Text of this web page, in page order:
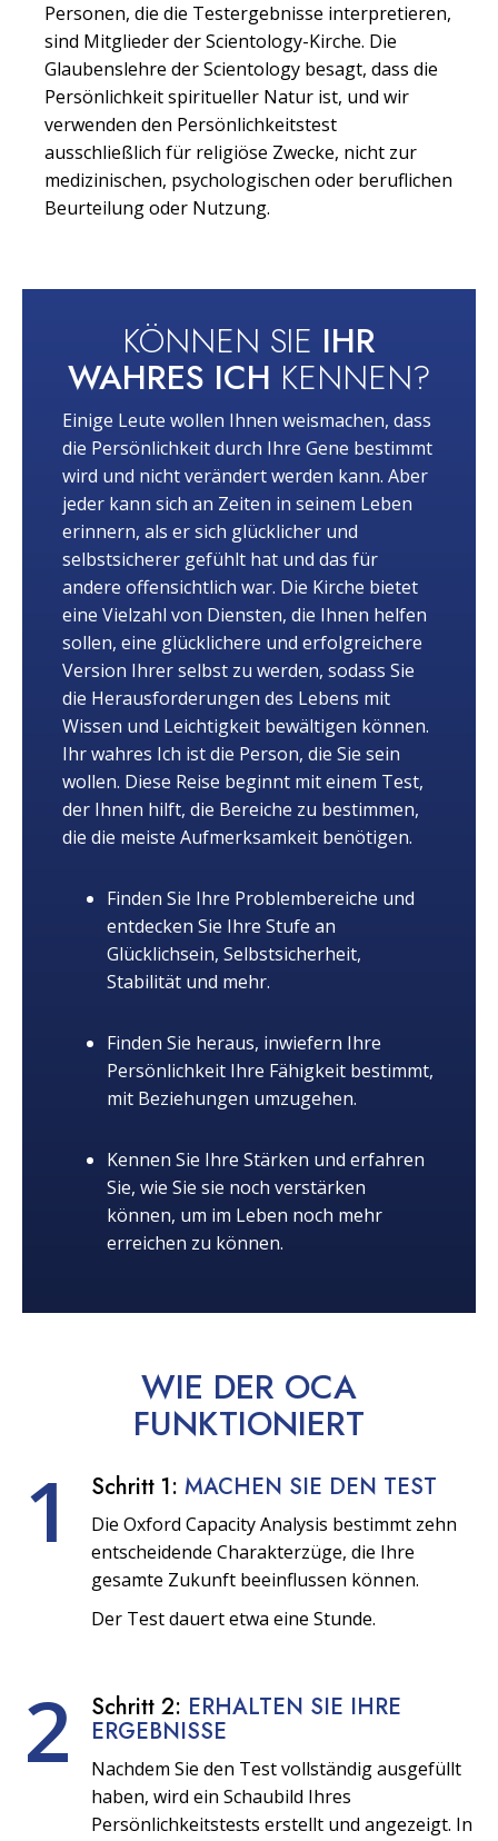
Personen, die die Testergebnisse interpretieren,
sind Mitglieder der Scientology-Kirche. Die
Glaubenslehre der Scientology besagt, dass die
Persönlichkeit spiritueller Natur ist, und wir
verwenden den Persönlichkeitstest
ausschließlich für religiöse Zwecke, nicht zur
medizinischen, psychologischen oder beruflichen
Beurteilung oder Nutzung.
KÖNNEN SIE IHR
WAHRES ICH KENNEN?
Einige Leute wollen Ihnen weismachen, dass
die Persönlichkeit durch Ihre Gene bestimmt
wird und nicht verändert werden kann. Aber
jeder kann sich an Zeiten in seinem Leben
erinnern, als er sich glücklicher und
selbstsicherer gefühlt hat und das für
andere offensichtlich war. Die Kirche bietet
eine Vielzahl von Diensten, die Ihnen helfen
sollen, eine glücklichere und erfolgreichere
Version Ihrer selbst zu werden, sodass Sie
die Herausforderungen des Lebens mit
Wissen und Leichtigkeit bewältigen können.
Ihr wahres Ich ist die Person, die Sie sein
wollen. Diese Reise beginnt mit einem Test,
der Ihnen hilft, die Bereiche zu bestimmen,
die die meiste Aufmerksamkeit benötigen.
Finden Sie Ihre Problembereiche und
entdecken Sie Ihre Stufe an
Glücklichsein, Selbstsicherheit,
Stabilität und mehr.
Finden Sie heraus, inwiefern Ihre
Persönlichkeit Ihre Fähigkeit bestimmt,
mit Beziehungen umzugehen.
Kennen Sie Ihre Stärken und erfahren
Sie, wie Sie sie noch verstärken
können, um im Leben noch mehr
erreichen zu können.
WIE DER OCA
FUNKTIONIERT
1 Schritt 1: MACHEN SIE DEN TEST
Die Oxford Capacity Analysis bestimmt zehn
entscheidende Charakterzüge, die Ihre
gesamte Zukunft beeinflussen können.
Der Test dauert etwa eine Stunde.
2 Schritt 2: ERHALTEN SIE IHRE
ERGEBNISSE
Nachdem Sie den Test vollständig ausgefüllt
haben, wird ein Schaubild Ihres
Persönlichkeitstests erstellt und angezeigt. In